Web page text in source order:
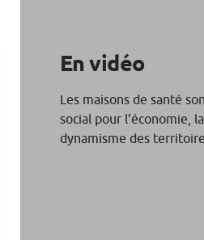
En vidéo
Les maisons de santé
social pour l’économie,
dynamisme des